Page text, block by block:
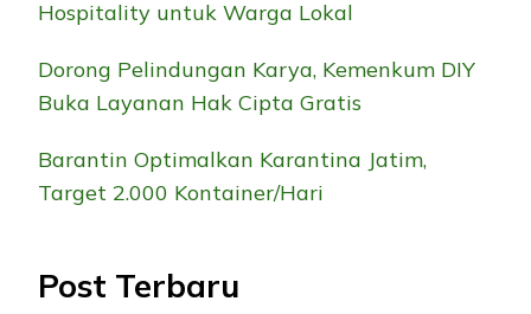
Hospitality untuk Warga Lokal
Dorong Pelindungan Karya, Kemenkum DIY
Buka Layanan Hak Cipta Gratis
Barantin Optimalkan Karantina Jatim,
Target 2.000 Kontainer/Hari
Post Terbaru